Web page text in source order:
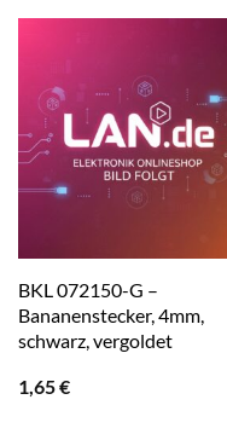
BKL 072150-G –
Bananenstecker, 4mm,
schwarz, vergoldet
1,65€